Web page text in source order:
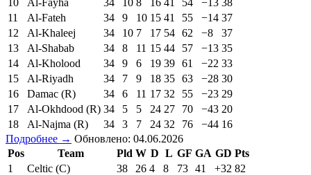
11
Al-Fateh 34 9 10 15 41 55 −14 37
12
Al-Khaleej 34 10 7 17 54 62 −8
37
13
Al-Shabab 34 8 11 15 44 57 −13 35
14
Al-Kholood 34 9 6 19 39 61 −22 33
15
Al-Riyadh 34 7 9 18 35 63 −28 30
16
Damac (R) 34 6 11 17 32 55 −23 29
17
Al-Okhdood (R) 34 5 5 24 27 70 −43 20
18
Al-Najma (R) 34 3 7 24 32 76 −44 16
Подробнее → Обновлено: 04.06.2026
Pos
Team Pld W D L GF GA GD Pts
1
Celtic (C) 38 26 4 8 73 41 +32 82